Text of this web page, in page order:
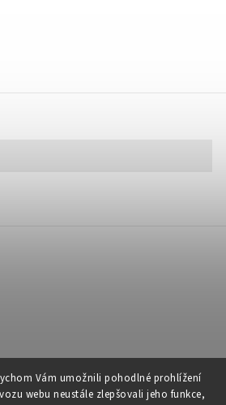
Vám umožnili pohodlné prohlížení
webu neustále zlepšovali jeho funkce,